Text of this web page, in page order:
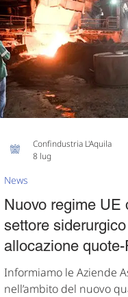
Intelligenza
Nuovo regime UE
settore
allocazione quote-
Informiamo le Aziende
nell’ambito del nuovo
News
Confindustria L'Aquila
8 lug